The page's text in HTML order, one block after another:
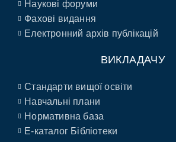
Наукові форуми
Фахові видання
Електронний архів публікацій
ВИКЛАДАЧУ
Стандарти вищої освіти
Навчальні плани
Нормативна база
E-каталог Бібліотеки